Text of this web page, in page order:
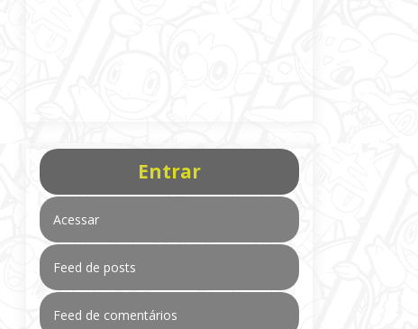
Entrar
Acessar
Feed de posts
Feed de comentários